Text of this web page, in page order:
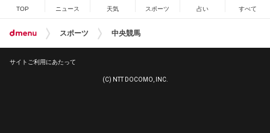
TOP ニュース 天気 スポーツ 占い すべて
スポーツ 中央競馬
サイトご利用にあたって
(C) NTT DOCOMO, INC.